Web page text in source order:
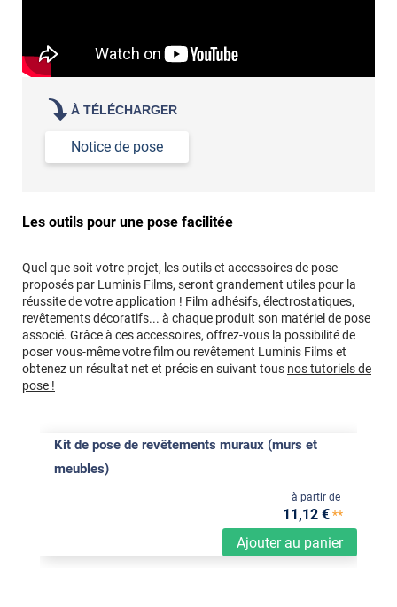
À TÉLÉCHARGER
Notice de pose
Les outils pour une pose facilitée
Quel que soit votre projet, les outils et accessoires de pose
proposés par Luminis Films, seront grandement utiles pour la
réussite de votre application ! Film adhésifs, électrostatiques,
revêtements décoratifs... à chaque produit son matériel de pose
associé. Grâce à ces accessoires, offrez-vous la possibilité de
poser vous-même votre film ou revêtement Luminis Films et
obtenez un résultat net et précis en suivant tous nos tutoriels de
pose !
Kit de pose de revêtements muraux (murs et
meubles)
Ajouter au panier
à partir de
11,12 €**